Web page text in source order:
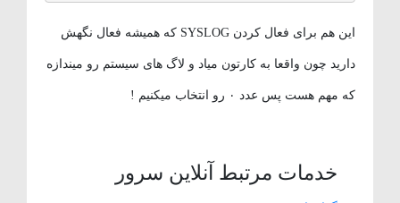
این هم برای فعال کردن SYSLOG که همیشه فعال نگهش
دارید چون واقعا به کارتون میاد و لاگ های سیستم رو میندازه
که مهم هست پس عدد ۰ رو انتخاب میکنیم !
خدمات مرتبط آنلاین سرور